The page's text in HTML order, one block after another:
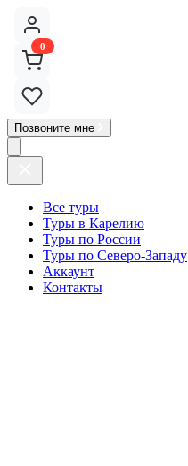
0
Позвоните мне
Все туры
Туры в Карелию
Туры по России
Туры по Северо-Западу
Аккаунт
Контакты